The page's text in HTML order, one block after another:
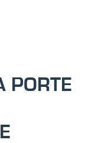
PORTE